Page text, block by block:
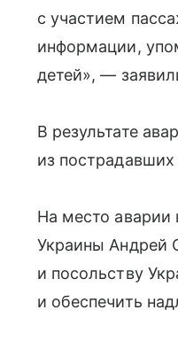
с участием
информации,
детей», —
В результате
из
На место аварии
Украины Андрей
и посольству
и обеспечить